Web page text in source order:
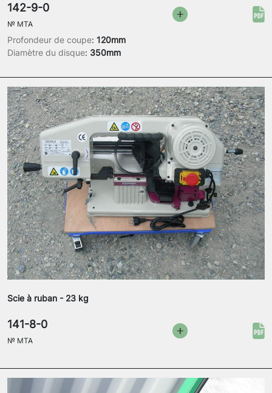
Profondeur de coupe: 120mm
Diamètre du disque: 350mm
142-9-0
№ MTA
Scie à ruban - 23 kg
141-8-0
№ MTA